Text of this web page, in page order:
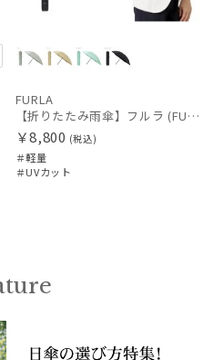
FURLA
【折りたたみ雨傘】フルラ (FURLA) ジャガード モノグラムベア UV 軽量
￥8,800 (税込)
＃軽量
＃UVカット